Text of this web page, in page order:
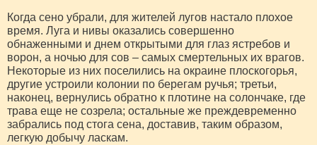
Когда сено убрали, для жителей лугов настало плохое
время. Луга и нивы оказались совершенно
обнаженными и днем открытыми для глаз ястребов и
ворон, а ночью для сов – самых смертельных их врагов.
Некоторые из них поселились на окраине плоскогорья,
другие устроили колонии по берегам ручья; третьи,
наконец, вернулись обратно к плотине на солончаке, где
трава еще не созрела; остальные же преждевременно
забрались под стога сена, доставив, таким образом,
легкую добычу ласкам.